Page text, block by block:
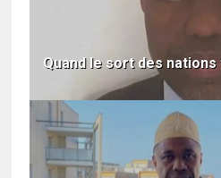
Quand le sort des